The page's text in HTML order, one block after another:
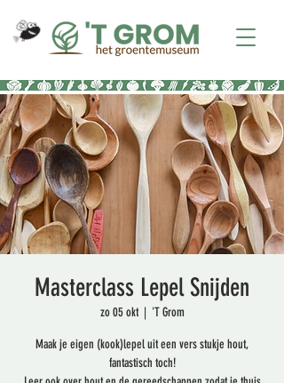
Masterclass Lepel Snijden
zo 05 okt
  |
'T Grom
Maak je eigen (kook)lepel uit een vers stukje hout,
fantastisch toch!